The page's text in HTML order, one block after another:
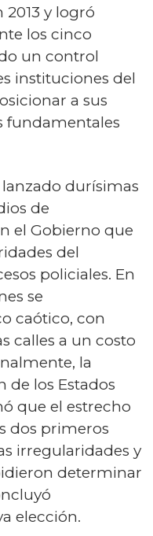
2013 y logró
los cinco
un control
instituciones del
a sus
fundamentales
durísimas
de
el Gobierno que
del
policiales. En
se
caótico, con
calles a un costo
la
de los Estados
que el estrecho
dos primeros
irregularidades y
determinar
elección.